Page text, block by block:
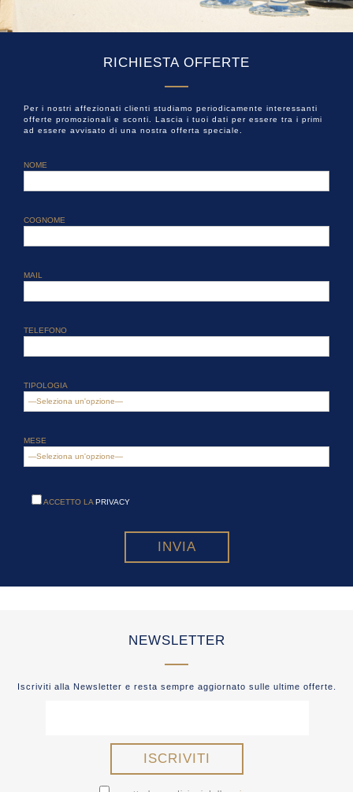
RICHIESTA OFFERTE
Per i nostri affezionati clienti studiamo periodicamente interessanti
offerte promozionali e sconti. Lascia i tuoi dati per essere tra i primi
ad essere avvisato di una nostra offerta speciale.
NOME
COGNOME
MAIL
TELEFONO
TIPOLOGIA
MESE
ACCETTO LAPRIVACY
NEWSLETTER
Iscriviti alla Newsletter e resta sempre aggiornato sulle ultime offerte.